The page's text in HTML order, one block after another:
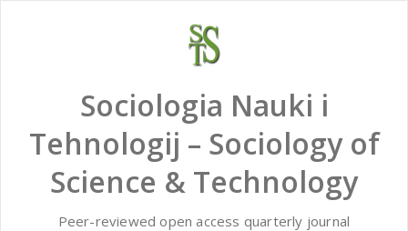
Sociologia Nauki i
Tehnologij – Sociology of
Science & Technology
Peer-reviewed open access quarterly journal